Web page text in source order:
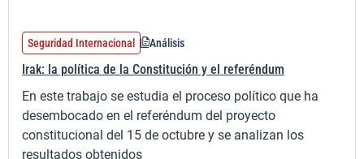
Seguridad Internacional Análisis
Irak: la política de la Constitución y el referéndum
En este trabajo se estudia el proceso político que ha
desembocado en el referéndum del proyecto
constitucional del 15 de octubre y se analizan los
resultados obtenidos